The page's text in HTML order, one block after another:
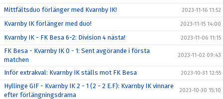
Mittfältsduo förlänger med Kvarnby IK! 2023-11-16 11:52
Kvarnby IK förlänger med duo! 2023-11-15 14:00
Kvarnby IK - FK Besa 6-2: Division 4 nästa! 2023-11-06 11:15
FK Besa - Kvarnby IK 0 - 1: Sent avgörande i första
matchen
2023-11-02 09:43
Inför extrakval: Kvarnby IK ställs mot FK Besa 2023-10-31 12:55
Hyllinge GIF - Kvarnby IK 2 - 1 (2 - 2 E.F): Kvarnby IK vinnare
efter förlängningsdrama
2023-10-30 15:10